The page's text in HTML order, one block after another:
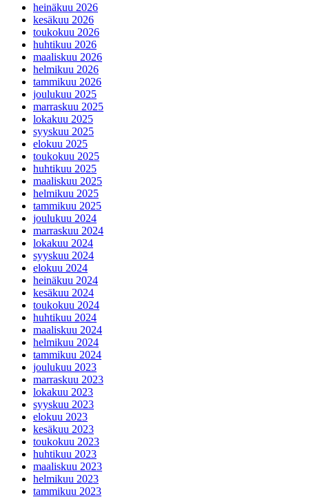
heinäkuu 2026
kesäkuu 2026
toukokuu 2026
huhtikuu 2026
maaliskuu 2026
helmikuu 2026
tammikuu 2026
joulukuu 2025
marraskuu 2025
lokakuu 2025
syyskuu 2025
elokuu 2025
toukokuu 2025
huhtikuu 2025
maaliskuu 2025
helmikuu 2025
tammikuu 2025
joulukuu 2024
marraskuu 2024
lokakuu 2024
syyskuu 2024
elokuu 2024
heinäkuu 2024
kesäkuu 2024
toukokuu 2024
huhtikuu 2024
maaliskuu 2024
helmikuu 2024
tammikuu 2024
joulukuu 2023
marraskuu 2023
lokakuu 2023
syyskuu 2023
elokuu 2023
kesäkuu 2023
toukokuu 2023
huhtikuu 2023
maaliskuu 2023
helmikuu 2023
tammikuu 2023